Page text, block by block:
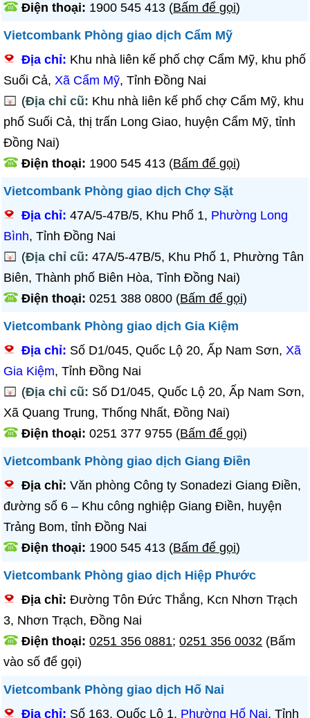
Điện thoại: 1900 545 413 (Bấm để gọi)
Vietcombank Phòng giao dịch Cẩm Mỹ
Địa chỉ: Khu nhà liên kế phố chợ Cẩm Mỹ, khu phố
Suối Cả,Xã Cẩm Mỹ, Tỉnh Đồng Nai
(Địa chỉ cũ: Khu nhà liên kế phố chợ Cẩm Mỹ, khu
phố Suối Cả, thị trấn Long Giao, huyện Cẩm Mỹ, tỉnh
Đồng Nai)
Điện thoại: 1900 545 413 (Bấm để gọi)
Vietcombank Phòng giao dịch Chợ Sặt
Địa chỉ:47A/5-47B/5, Khu Phố 1, Phường Long
Bình, Tỉnh Đồng Nai
(Địa chỉ cũ:47A/5-47B/5, Khu Phố 1, Phường Tân
Biên, Thành phố Biên Hòa, Tỉnh Đồng Nai)
Điện thoại:0251 388 0800 (Bấm để gọi)
Vietcombank Phòng giao dịch Gia Kiệm
Địa chỉ: Số D1/045, Quốc Lộ 20, Ấp Nam Sơn,Xã
Gia Kiệm, Tỉnh Đồng Nai
(Địa chỉ cũ: Số D1/045, Quốc Lộ 20, Ấp Nam Sơn,
Xã Quang Trung, Thống Nhất, Đồng Nai)
Điện thoại:0251 377 9755 (Bấm để gọi)
Vietcombank Phòng giao dịch Giang Điền
Địa chỉ:Văn phòng Công ty Sonadezi Giang Điền,
đường số 6 – Khu công nghiệp Giang Điền, huyện
Trảng Bom, tỉnh Đồng Nai
Điện thoại: 1900 545 413 (Bấm để gọi)
Vietcombank Phòng giao dịch Hiệp Phước
Địa chỉ:Đường Tôn Đức Thắng, Kcn Nhơn Trạch
3, Nhơn Trạch, Đồng Nai
Điện thoại:0251 356 0881;0251 356 0032 (Bấm
vào số để gọi)
Vietcombank Phòng giao dịch Hố Nai
Địa chỉ: Số 163, Quốc Lộ 1, Phường Hố Nai, Tỉnh